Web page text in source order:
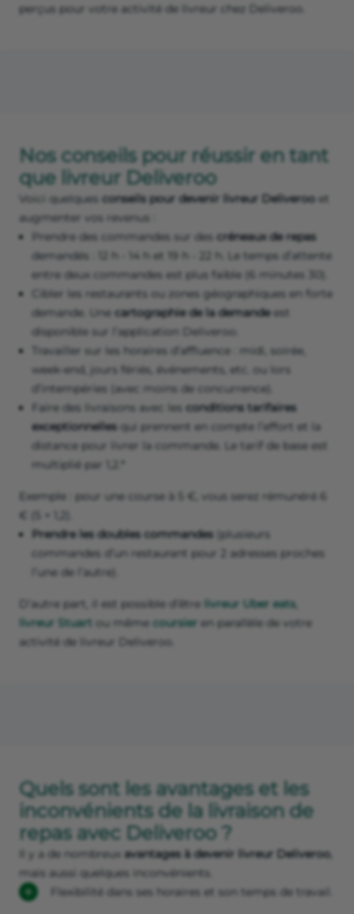
perçus pour votre activité de livreur chez Deliveroo.
Nos conseils pour réussir en tant
que livreur Deliveroo
Voici quelques conseils pour devenir livreur Deliveroo et
augmenter vos revenus :
Prendre des commandes sur des créneaux de repas
demandés : 12 h - 14 h et 19 h - 22 h. Le temps d’attente
entre deux commandes est plus faible (6 minutes 30).
Cibler les restaurants ou zones géographiques en forte
demande. Une cartographie de la demandeest
disponible sur l’application Deliveroo.
Travailler sur les horaires d’affluence : midi, soirée,
week-end, jours fériés, événements, etc. ou lors
d’intempéries (avec moins de concurrence).
Faire des livraisons avec les conditions tarifaires
exceptionnelles qui prennent en compte l’effort et la
distance pour livrer la commande. Le tarif de base est
multiplié par 1,2.*
Exemple : pour une course à 5 €, vous serez rémunéré 6
€ (5 × 1,2).
Prendre les doubles commandes (plusieurs
commandes d’un restaurant pour 2 adresses proches
l’une de l’autre).
D’autre part, il est possible d’être livreur Uber eats,
livreur Stuart ou même coursier en parallèle de votre
activité de livreur Deliveroo.
Quels sont les avantages et les
inconvénients de la livraison de
repas avec Deliveroo ?
Il y a de nombreux avantages à devenir livreur Deliveroo,
mais aussi quelques inconvénients.
Flexibilité dans ses horaires et son temps de travail.